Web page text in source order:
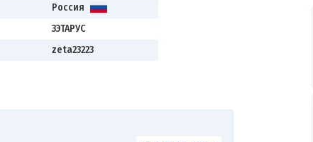
Россия
ЗЭТАРУС
zeta23223